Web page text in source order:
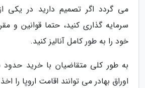
می گردد اگر تصمیم دارید در یکی
سرمایه گذاری کنید، حتما قوانین و
خود را به طور کامل آنالیز کنید.
اوراق بهادر می توانند اقامت اروپا را